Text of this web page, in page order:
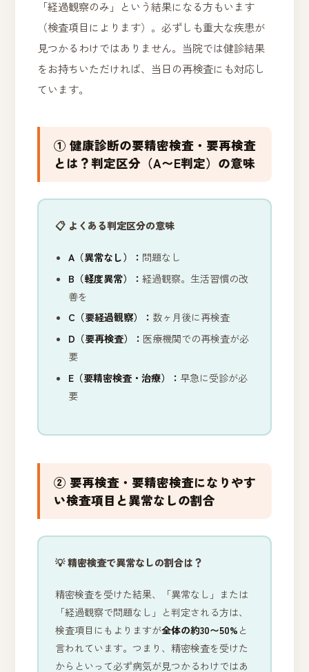
「経過観察のみ」という結果になる方もいます
（検査項目によります）。必ずしも重大な疾患が
見つかるわけではありません。当院では健診結果
をお持ちいただければ、当日の再検査にも対応し
ています。
① 健康診断の要精密検査・要再検査
とは？判定区分（A〜E判定）の意味
📋 よくある判定区分の意味
A（異常なし）： 問題なし
B（軽度異常）：経過観察。生活習慣の改
善を
C（要経過観察）： 数ヶ月後に再検査
D（要再検査）： 医療機関での再検査が必
要
E（要精密検査・治療）： 早急に受診が必
要
② 要再検査・要精密検査になりやす
い検査項目と異常なしの割合
💡 精密検査で異常なしの割合は？
精密検査を受けた結果、「異常なし」または
「経過観察で問題なし」と判定される方は、
検査項目にもよりますが全体の約30〜50% と
言われています。つまり、精密検査を受けた
からといって必ず病気が見つかるわけではあ